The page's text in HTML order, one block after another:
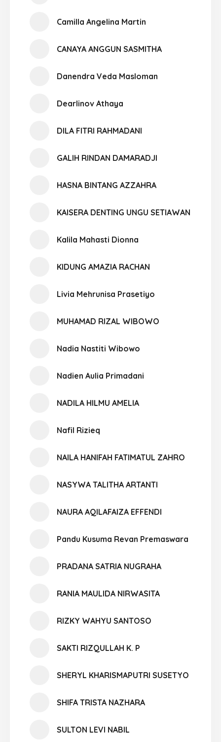
Camilla Angelina Martin
CANAYA ANGGUN SASMITHA
Danendra Veda Masloman
Dearlinov Athaya
DILA FITRI RAHMADANI
GALIH RINDAN DAMARADJI
HASNA BINTANG AZZAHRA
KAISERA DENTING UNGU SETIAWAN
Kalila Mahasti Dionna
KIDUNG AMAZIA RACHAN
Livia Mehrunisa Prasetiyo
MUHAMAD RIZAL WIBOWO
Nadia Nastiti Wibowo
Nadien Aulia Primadani
NADILA HILMU AMELIA
Nafil Rizieq
NAILA HANIFAH FATIMATUL ZAHRO
NASYWA TALITHA ARTANTI
NAURA AQILAFAIZA EFFENDI
Pandu Kusuma Revan Premaswara
PRADANA SATRIA NUGRAHA
RANIA MAULIDA NIRWASITA
RIZKY WAHYU SANTOSO
SAKTI RIZQULLAH K. P
SHERYL KHARISMAPUTRI SUSETYO
SHIFA TRISTA NAZHARA
SULTON LEVI NABIL